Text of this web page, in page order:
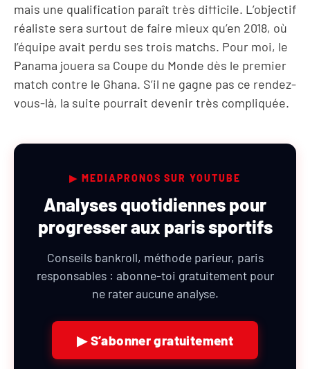
mais une qualification paraît très difficile. L’objectif
réaliste sera surtout de faire mieux qu’en 2018, où
l’équipe avait perdu ses trois matchs. Pour moi, le
Panama jouera sa Coupe du Monde dès le premier
match contre le Ghana. S’il ne gagne pas ce rendez-
vous-là, la suite pourrait devenir très compliquée.
▶ MEDIAPRONOS SUR YOUTUBE
Analyses quotidiennes pour
progresser aux paris sportifs
Conseils bankroll, méthode parieur, paris
responsables : abonne-toi gratuitement pour
ne rater aucune analyse.
▶ S’abonner gratuitement